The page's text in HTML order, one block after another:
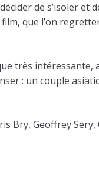
de s’isoler
que l’on
intéressante,
: un couple
Bry, Geoffrey